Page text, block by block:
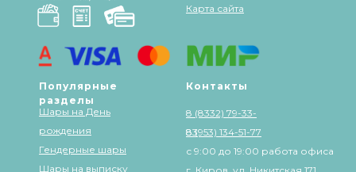
Популярные
разделы
Шары на День
рождения
Контакты
Гендерные шары
Шары на выписку
8 (8332) 79-33-
83
8 (953) 134-51-77
с 9:00 до 19:00 работа офиса
Карта сайта